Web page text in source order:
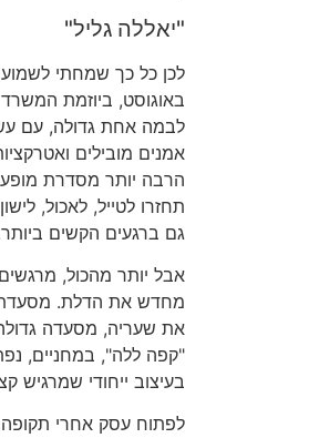
"יאללה גליל"
באוגוסט, ביוזמת
לבמה אחת גדולה, עם
אמנים מובילים
הרבה יותר מסדרת
תחזרו לטייל, לאכול,
גם ברגעים הקשים
אבל יותר מהכול,
מחדש את הדלת.
את שעריה, מסעדה
"קפה ללה", במחניים,
בעיצוב ייחודי שמרגיש
לפתוח עסק אחרי